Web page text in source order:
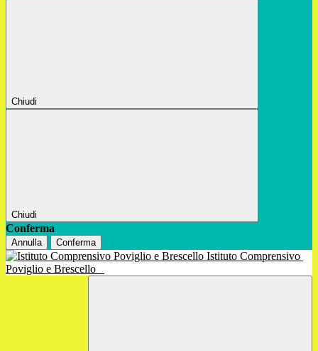
Chiudi
Chiudi
Conferma
Annulla Conferma
Istituto Comprensivo
Poviglio e Brescello